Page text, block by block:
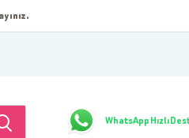
WhatsApp Hızlı